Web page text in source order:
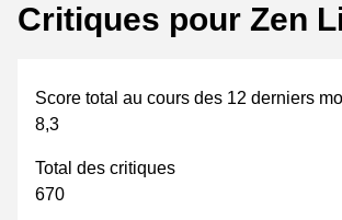
Critiques pour Zen
Score total au cours des 12 derniers
8,3
Total des critiques
670